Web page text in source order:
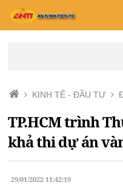
KINH TẾ - ĐẦU TƯ
TP.HCM trình
khả thi dự án
29/01/2022 11:42:19